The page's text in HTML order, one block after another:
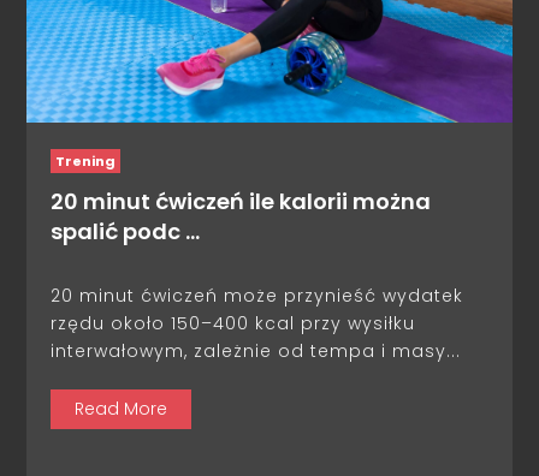
Trening
20 minut ćwiczeń ile kalorii można
spalić podc …
20 minut ćwiczeń może przynieść wydatek
rzędu około 150–400 kcal przy wysiłku
interwałowym, zależnie od tempa i masy...
Read More